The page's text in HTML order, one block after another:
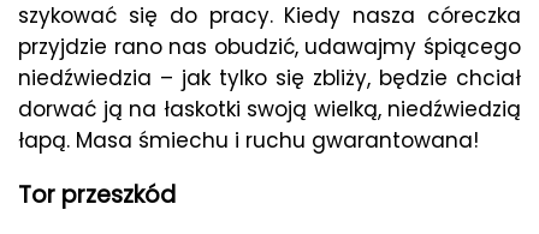
szykować się do pracy. Kiedy nasza córeczka
przyjdzie rano nas obudzić, udawajmy śpiącego
niedźwiedzia – jak tylko się zbliży, będzie chciał
dorwać ją na łaskotki swoją wielką, niedźwiedzią
łapą. Masa śmiechu i ruchu gwarantowana!
Tor przeszkód